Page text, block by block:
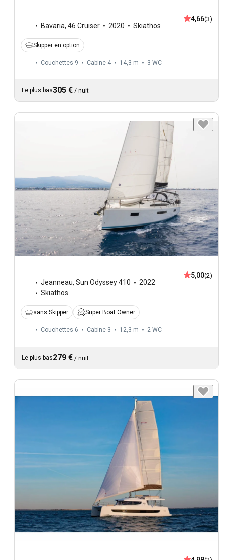
Bavaria, 46 Cruiser 2020 Skiathos
4,66(3)
Skipper en option
Couchettes 9 Cabine 4 14,3 m 3 WC
Le plus bas305 € / nuit
Jeanneau, Sun Odyssey 410
2022
Skiathos
5,00(2)
sans Skipper Super Boat Owner
Couchettes 6 Cabine 3 12,3 m 2 WC
Le plus bas279 € / nuit